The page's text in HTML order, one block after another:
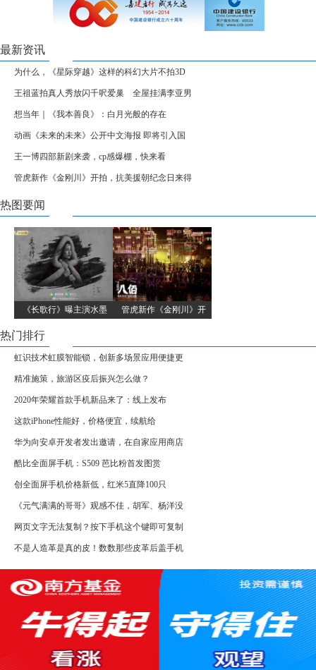
最新资讯
为什么，《星际穿越》这样的科幻大片不拍3D
王祖蓝拍真人秀放闪千呎爱巢 全屋挂满李亚男
想当年｜《我本善良》：白月光般的存在
动画《未来的未来》公开中文海报 即将引入国
王一博四部新剧来袭，cp感爆棚，快来看
管虎新作《金刚川》开拍，抗美援朝纪念日来得
热图要闻
《长歌行》曝主演水墨 管虎新作《金刚川》开
热门排行
虹识技术虹膜智能锁，创新多场景应用便捷更
精准施策，旅游区疫后振兴怎么做？
2020年荣耀首款手机新品来了：线上发布
这款iPhone性能好，价格便宜，续航给
华为向安卓开发者发出邀请，在自家应用商店
酷比全面屏手机：S509 芭比粉首发图赏
创全面屏手机价格新低，红米5直降100只
《元气满满的哥哥》观感不佳，胡军、杨洋没
网页文字无法复制？按下手机这个键即可复制
不是人造革是真的皮！数数那些皮革后盖手机